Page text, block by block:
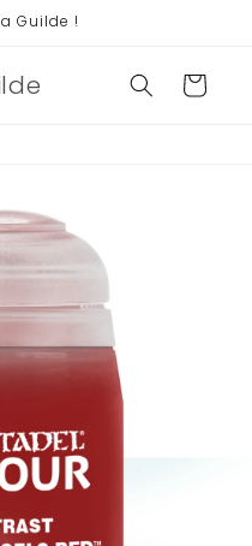
Guilde !
Panier